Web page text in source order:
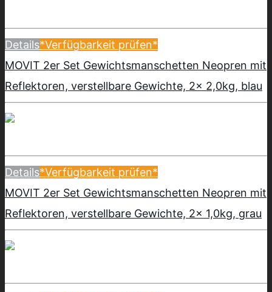
Details*Verfügbarkeit prüfen*
MOVIT 2er Set Gewichtsmanschetten Neopren mit
Reflektoren, verstellbare Gewichte, 2x 2,0kg, blau
Details*Verfügbarkeit prüfen*
MOVIT 2er Set Gewichtsmanschetten Neopren mit
Reflektoren, verstellbare Gewichte, 2x 1,0kg, grau